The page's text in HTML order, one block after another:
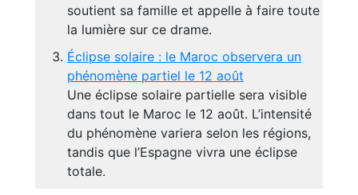
soutient sa famille et appelle à faire toute
la lumière sur ce drame.
Éclipse solaire : le Maroc observera un
phénomène partiel le 12 août
Une éclipse solaire partielle sera visible
dans tout le Maroc le 12 août. L’intensité
du phénomène variera selon les régions,
tandis que l’Espagne vivra une éclipse
totale.